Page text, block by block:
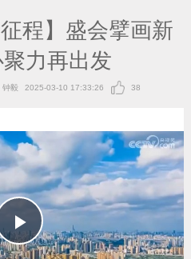
程】盛会擘画新
力再出发
钟毅 2025-03-10 17:33:26 38
播